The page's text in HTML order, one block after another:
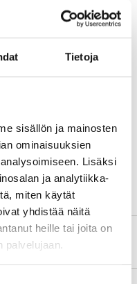
Tietoja
sisällön ja mainosten
ominaisuuksien
Lisäksi
ja analytiikka-
miten käytät
yhdistää näitä
heille tai joita on
palvelujaan.
förpackningen.
och blir stelt, så
mm
mm